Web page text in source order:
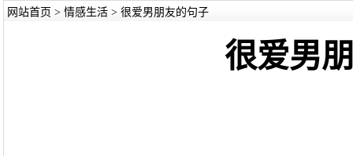
网站首页 > 情感生活> 很爱男朋友的句子
很爱男